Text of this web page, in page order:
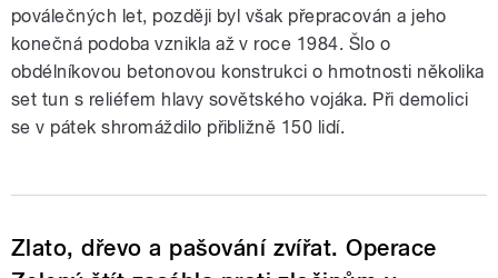
poválečných let, později byl však přepracován a jeho
konečná podoba vznikla až v roce 1984. Šlo o
obdélníkovou betonovou konstrukci o hmotnosti několika
set tun s reliéfem hlavy sovětského vojáka. Při demolici
se v pátek shromáždilo přibližně 150 lidí.
Zlato, dřevo a pašování zvířat. Operace